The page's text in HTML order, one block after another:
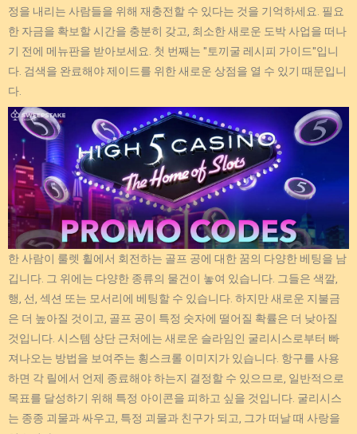
정을 내리는 사람들을 위해 재충전할 수 있다는 것을 기억하세요. 필요
한 자금을 확보할 시간을 충분히 갖고, 최소한 새로운 도박 사업을 떠나
기 전에 메뉴판을 받아보세요. 첫 번째는 "토끼굴 레시피 가이드"입니
다. 검색을 완료해야 제이드를 위한 새로운 상점을 열 수 있기 때문입니
다.
한 사람이 룰렛 휠에서 회전하는 골프 공에 대한 꿈의 다양한 베팅을 남
깁니다. 그 위에는 다양한 종류의 물건이 놓여 있습니다. 그들은 색깔,
행, 선, 섹션 또는 모서리에 베팅할 수 있습니다. 하지만 새로운 지불금
은 더 높아질 것이고, 골프 공이 특정 숫자에 떨어질 확률은 더 낮아질
것입니다. 시스템 상단 근처에는 새로운 슬라임인 굴리시스로부터 빠
져나오는 방법을 보여주는 횡스크롤 이미지가 있습니다. 항구를 사용
하면 각 릴에서 언제 종료해야 하는지 결정할 수 있으므로, 일반적으로
목표를 달성하기 위해 특정 아이콘을 피하고 싶을 것입니다. 굴리시스
는 종종 괴물과 싸우고, 특정 괴물과 친구가 되고, 그가 떠날 때 사랑을